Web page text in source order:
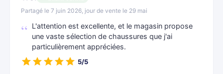
Partagé le 7 juin 2026, jour de vente le 29 mai
L'attention est excellente, et le magasin propose
une vaste sélection de chaussures que j'ai
particulièrement appréciées.
5/5